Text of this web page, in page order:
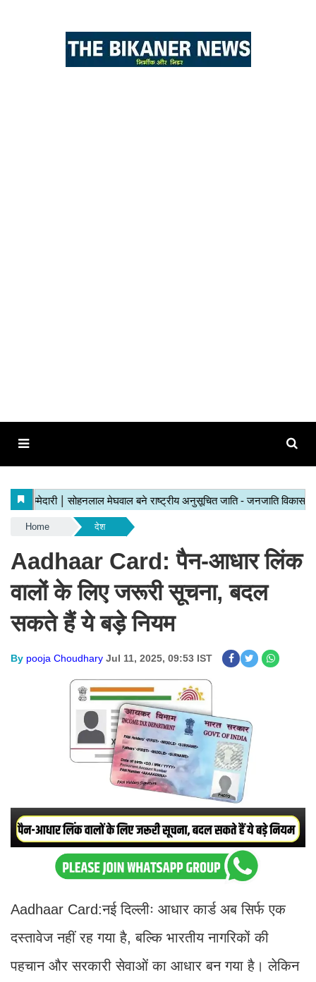
Home देश
Aadhaar Card: पैन-आधार लिंक
वालों के लिए जरूरी सूचना, बदल
सकते हैं ये बड़े नियम
By pooja Choudhary Jul 11, 2025, 09:53 IST
Aadhaar Card:नई दिल्लीः आधार कार्ड अब सिर्फ एक
दस्तावेज नहीं रह गया है, बल्कि भारतीय नागरिकों की
पहचान और सरकारी सेवाओं का आधार बन गया है। लेकिन